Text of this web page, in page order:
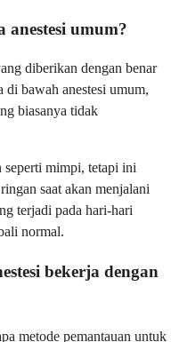
anestesi umum?
diberikan dengan benar
di bawah anestesi umum,
biasanya tidak
seperti mimpi, tetapi ini
saat akan menjalani
terjadi pada hari-hari
normal.
bekerja dengan
metode pemantauan untuk